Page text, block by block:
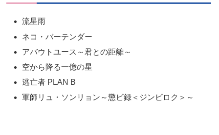
流星雨
ネコ・バーテンダー
アバウトユース～君との距離～
空から降る一億の星
逃亡者 PLAN B
軍師リュ・ソンリョン～懲ビ録＜ジンビロク＞～